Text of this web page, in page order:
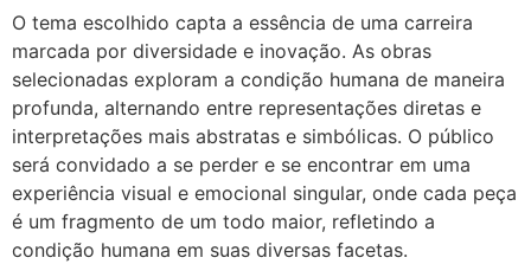
O tema escolhido capta a essência de uma carreira
marcada por diversidade e inovação. As obras
selecionadas exploram a condição humana de maneira
profunda, alternando entre representações diretas e
interpretações mais abstratas e simbólicas. O público
será convidado a se perder e se encontrar em uma
experiência visual e emocional singular, onde cada peça
é um fragmento de um todo maior, refletindo a
condição humana em suas diversas facetas.